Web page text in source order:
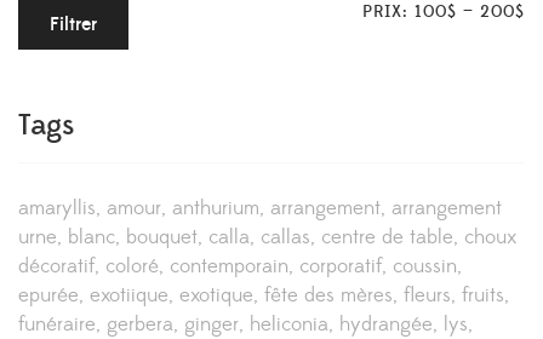
Filtrer PRIX: 100$ — 200$
Tags
amaryllis amour anthurium arrangement arrangement
urne blanc bouquet calla callas centre de table choux
décoratif coloré contemporain corporatif coussin
epurée exotiique exotique fête des mères fleurs fruits
funéraire gerbera ginger heliconia hydrangée lys